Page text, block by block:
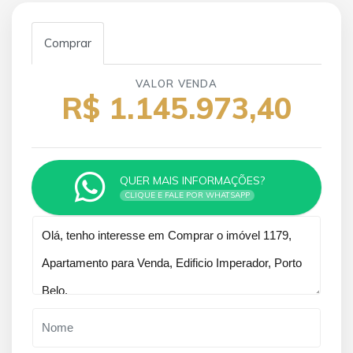
Comprar
VALOR VENDA
R$ 1.145.973,40
QUER MAIS INFORMAÇÕES?
CLIQUE E FALE POR WHATSAPP